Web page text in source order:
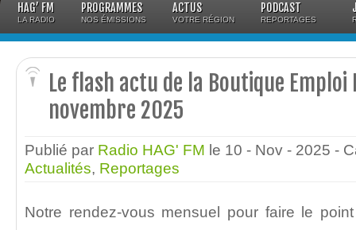
HAG’ FM
LA RADIO
PROGRAMMES
NOS ÉMISSIONS
ACTUS
VOTRE RÉGION
PODCAST
REPORTAGES
Le flash actu de la Boutique Emploi
novembre 2025
Publié par Radio HAG' FM le 10 - Nov - 2025 -
Actualités, Reportages
Notre rendez-vous mensuel pour faire le